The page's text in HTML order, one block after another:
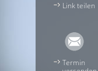
Link teilen
Termin